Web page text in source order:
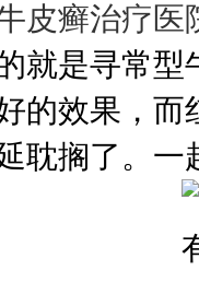
皮癣治疗医
就是寻常
的效果，
耽搁了。